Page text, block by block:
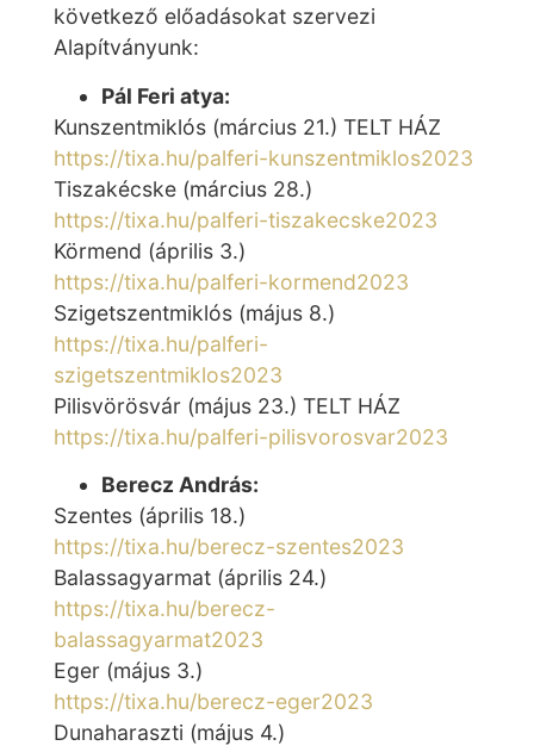
következő előadásokat szervezi
Alapítványunk:
Pál Feri atya:
Kunszentmiklós (március 21.) TELT HÁZ
https://tixa.hu/palferi-kunszentmiklos2023
Tiszakécske (március 28.)
https://tixa.hu/palferi-tiszakecske2023
Körmend (április 3.)
https://tixa.hu/palferi-kormend2023
Szigetszentmiklós (május 8.)
https://tixa.hu/palferi-
szigetszentmiklos2023
Pilisvörösvár (május 23.) TELT HÁZ
https://tixa.hu/palferi-pilisvorosvar2023
Berecz András:
Szentes (április 18.)
https://tixa.hu/berecz-szentes2023
Balassagyarmat (április 24.)
https://tixa.hu/berecz-
balassagyarmat2023
Eger (május 3.)
https://tixa.hu/berecz-eger2023
Dunaharaszti (május 4.)